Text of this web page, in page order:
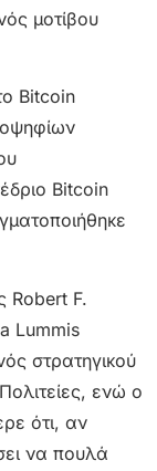
μοτίβου
Bitcoin
Bitcoin
Robert F.
Lummis
στρατηγικού
ενώ ο
ότι, αν
να πουλά